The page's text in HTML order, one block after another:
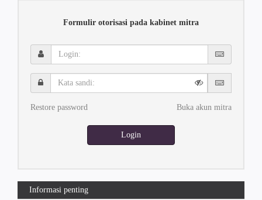
Formulir otorisasi pada kabinet mitra
Login:
Kata
sandi:
Restore password
Buka akun mitra
Login
Informasi penting